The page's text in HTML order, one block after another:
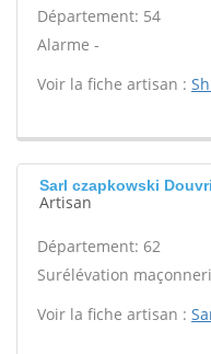
Département: 54
Alarme -
Voir la fiche artisan :
Sarl czapkowski
Artisan
Département: 62
Surélévation
Voir la fiche artisan :